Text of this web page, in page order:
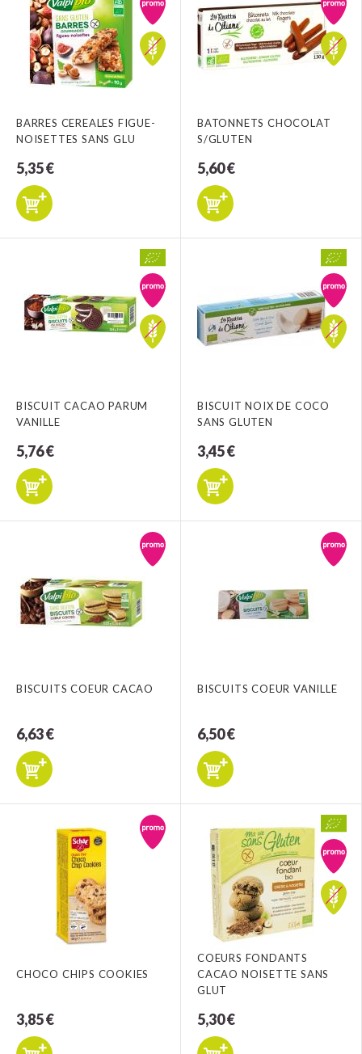
BARRES CEREALES FIGUE-
NOISETTES SANS GLU
5,35 €
BATONNETS CHOCOLAT
S/GLUTEN
5,60 €
BISCUIT CACAO PARUM
VANILLE
5,76 €
BISCUIT NOIX DE COCO
SANS GLUTEN
3,45 €
BISCUITS COEUR CACAO
6,63 €
BISCUITS COEUR VANILLE
6,50 €
CHOCO CHIPS COOKIES
3,85 €
COEURS FONDANTS
CACAO NOISETTE SANS
GLUT
5,30 €